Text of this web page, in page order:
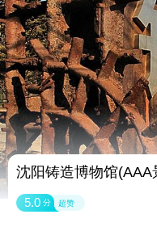
沈阳铸造博物馆(AAA
5.0 分 超赞
